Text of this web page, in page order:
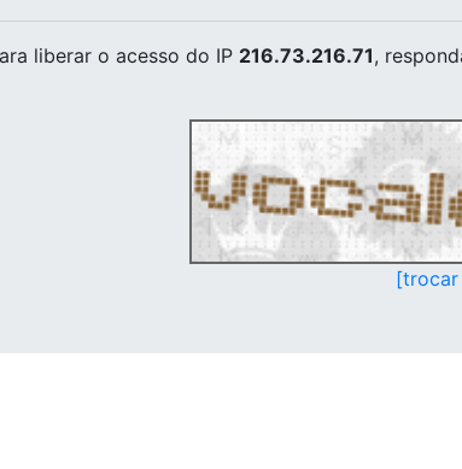
liberar o acesso do IP 216.73.216.71,
[trocar